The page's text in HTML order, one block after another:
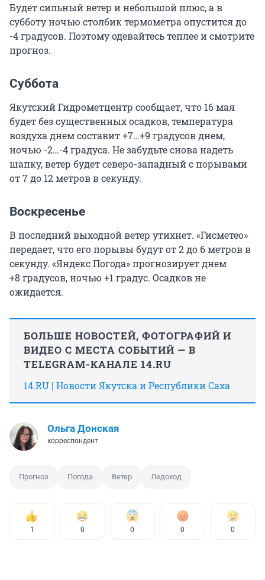
Будет сильный ветер и небольшой плюс, а в
субботу ночью столбик термометра опустится до
-4 градусов. Поэтому одевайтесь теплее и смотрите
прогноз.
Суббота
Якутский Гидрометцентр сообщает, что 16 мая
будет без существенных осадков, температура
воздуха днем составит +7…+9 градусов днем,
ночью -2…-4 градуса. Не забудьте снова надеть
шапку, ветер будет северо-западный с порывами
от 7 до 12 метров в секунду.
Воскресенье
В последний выходной ветер утихнет. «Гисметео»
передает, что его порывы будут от 2 до 6 метровв
секунду. «Яндекс Погода» прогнозирует днем
+8 градусов, ночью +1 градус. Осадков не
ожидается.
БОЛЬШЕ НОВОСТЕЙ, ФОТОГРАФИЙ И
ВИДЕО С МЕСТА СОБЫТИЙ — В
TELEGRAM-КАНАЛЕ 14.RU
14.RU | Новости Якутска и Республики Саха
Ольга Донская
корреспондент
Прогноз Погода Ветер Ледоход
1 0 0 0 0